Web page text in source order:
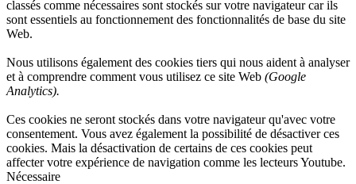
classés comme nécessaires sont stockés sur votre navigateur car ils
sont essentiels au fonctionnement des fonctionnalités de base du site
Web.
Nous utilisons également des cookies tiers qui nous aident à analyser
et à comprendre comment vous utilisez ce site Web (Google
Analytics).
Ces cookies ne seront stockés dans votre navigateur qu'avec votre
consentement. Vous avez également la possibilité de désactiver ces
cookies. Mais la désactivation de certains de ces cookies peut
affecter votre expérience de navigation comme les lecteurs Youtube.
Nécessaire